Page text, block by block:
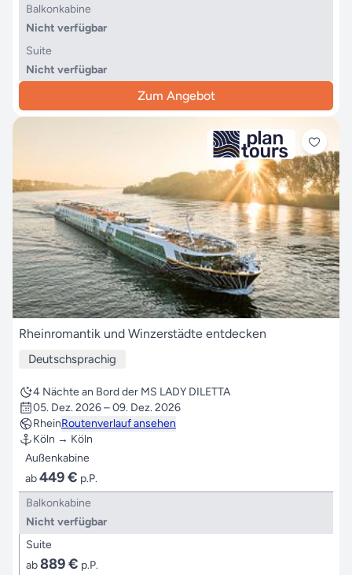
Balkonkabine
Nicht verfügbar
Suite
Nicht verfügbar
Zum Angebot
Rheinromantik und Winzerstädte entdecken
Deutschsprachig
4 Nächte an Bord der MS LADY DILETTA
05. Dez. 2026 – 09. Dez. 2026
RheinRoutenverlauf ansehen
Köln → Köln
Außenkabine
ab449 € p.P.
Balkonkabine
Nicht verfügbar
Suite
ab889 € p.P.